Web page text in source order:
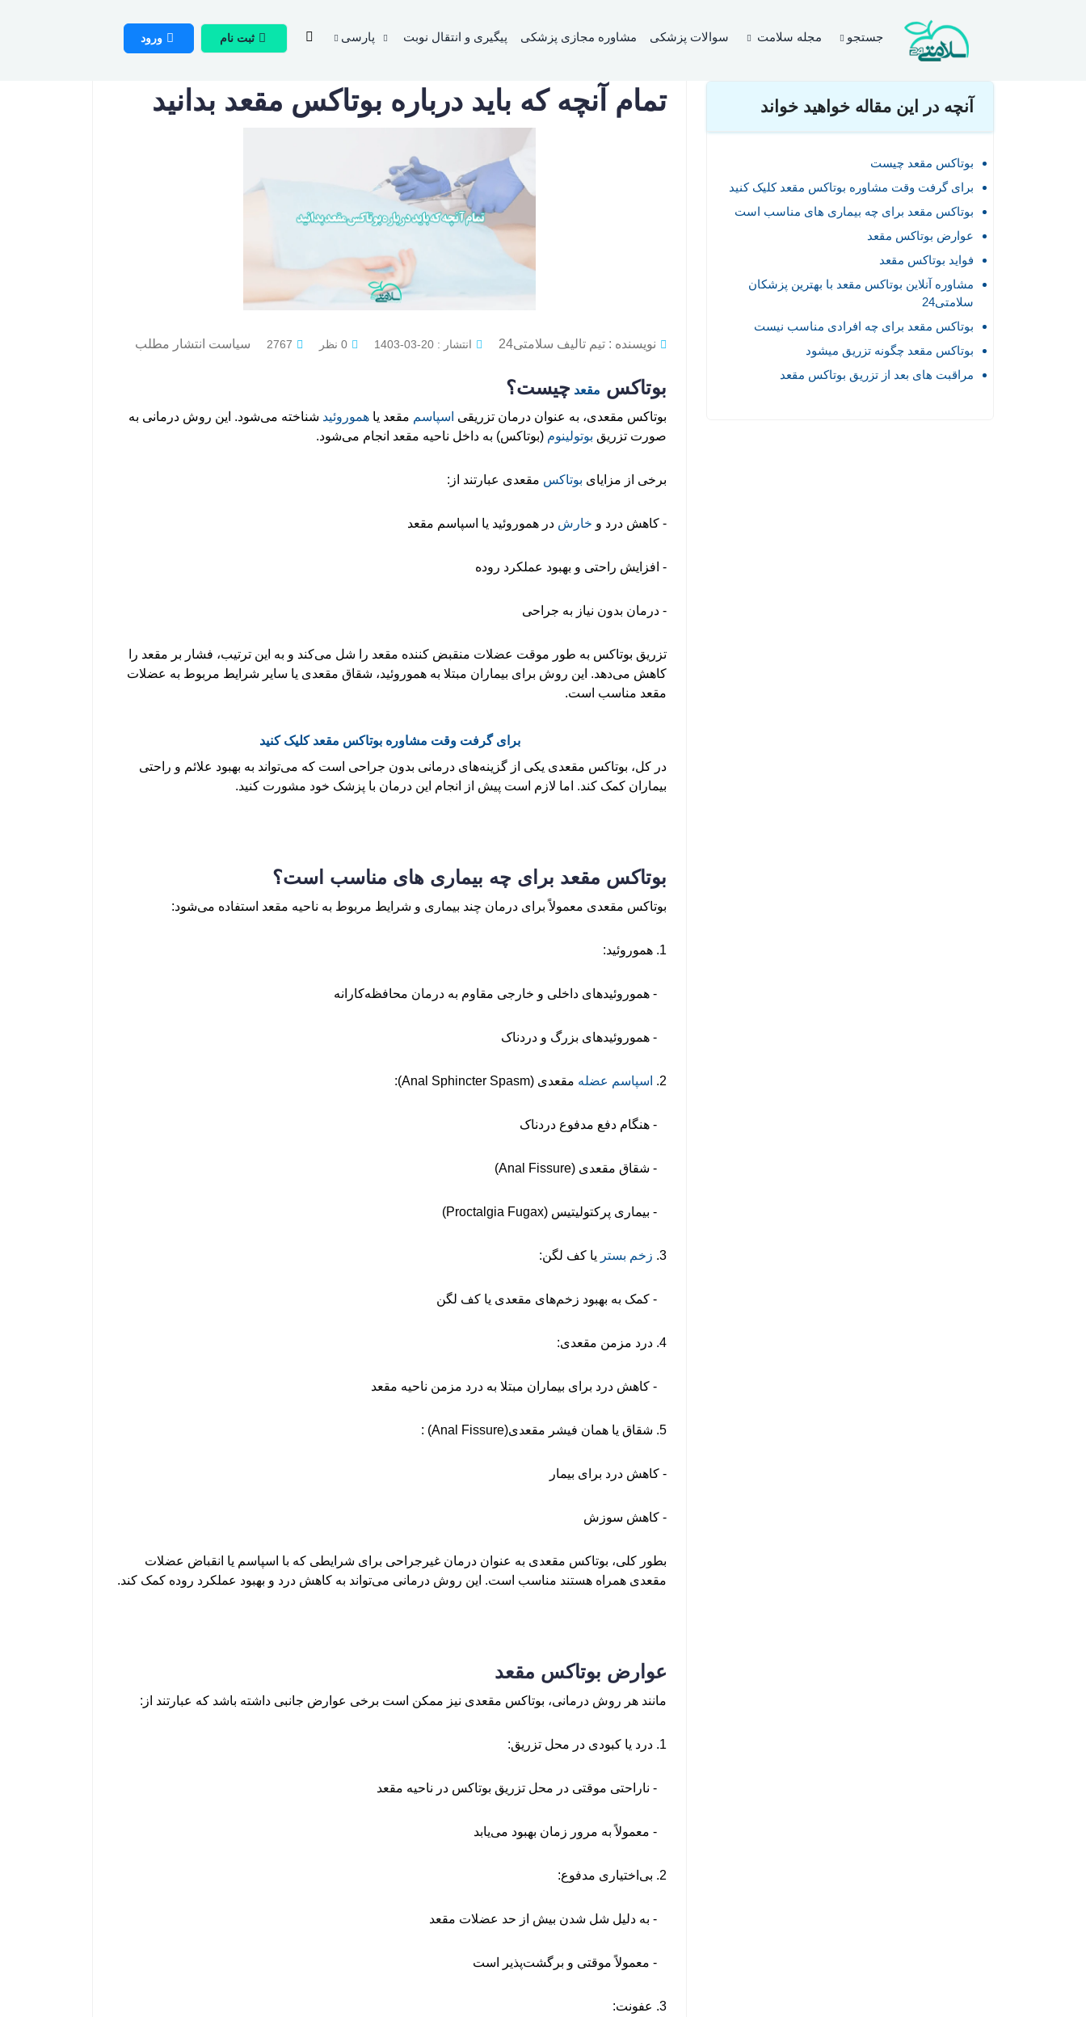
جستجو مجله سلامت سوالات پزشکی مشاوره مجازی پزشکی پیگیری و انتقال نوبت پارسی ثبت نام ورود صفحه اصلی مقالات بیماری های ادراری و تناسلی تمام آنچه که باید درباره بوتاکس مقعد بدانید
آنچه در این مقاله خواهید خواند
بوتاکس مقعد چیست
برای گرفت وقت مشاوره بوتاکس مقعد کلیک کنید
بوتاکس مقعد برای چه بیماری های مناسب است
عوارض بوتاکس مقعد
فواید بوتاکس مقعد
مشاوره آنلاین بوتاکس مقعد با بهترین پزشکان
سلامتی24
بوتاکس مقعد برای چه افرادی مناسب نیست
بوتاکس مقعد چگونه تزریق میشود
مراقبت های بعد از تزریق بوتاکس مقعد
تمام آنچه که باید درباره بوتاکس مقعد بدانید
نویسنده : تیم تالیف سلامتی24 انتشار : 20-03-1403 0 نظر 2767 سیاست انتشار مطلب
بوتاکس مقعد چیست؟
بوتاکس مقعدی، به عنوان درمان تزریقی اسپاسم مقعد یا هموروئید شناخته می‌شود. این روش درمانی به
صورت تزریق بوتولینوم (بوتاکس) به داخل ناحیه مقعد انجام می‌شود.
برخی از مزایای بوتاکس مقعدی عبارتند از:
- کاهش درد و خارش در هموروئید یا اسپاسم مقعد
- افزایش راحتی و بهبود عملکرد روده
- درمان بدون نیاز به جراحی
تزریق بوتاکس به طور موقت عضلات منقبض کننده مقعد را شل می‌کند و به این ترتیب، فشار بر مقعد را
کاهش می‌دهد. این روش برای بیماران مبتلا به هموروئید، شقاق مقعدی یا سایر شرایط مربوط به عضلات
مقعد مناسب است.
برای گرفت وقت مشاوره بوتاکس مقعد کلیک کنید
در کل، بوتاکس مقعدی یکی از گزینه‌های درمانی بدون جراحی است که می‌تواند به بهبود علائم و راحتی
بیماران کمک کند. اما لازم است پیش از انجام این درمان با پزشک خود مشورت کنید.
بوتاکس مقعد برای چه بیماری های مناسب است؟
بوتاکس مقعدی معمولاً برای درمان چند بیماری و شرایط مربوط به ناحیه مقعد استفاده می‌شود:
1. هموروئید:
- هموروئیدهای داخلی و خارجی مقاوم به درمان محافظه‌کارانه
- هموروئیدهای بزرگ و دردناک
2. اسپاسم عضله مقعدی (Anal Sphincter Spasm):
- هنگام دفع مدفوع دردناک
- شقاق مقعدی (Anal Fissure)
- بیماری پرکتولیتیس (Proctalgia Fugax)
3. زخم بستر یا کف لگن:
- کمک به بهبود زخم‌های مقعدی یا کف لگن
4. درد مزمن مقعدی:
- کاهش درد برای بیماران مبتلا به درد مزمن ناحیه مقعد
5. شقاق یا همان فیشر مقعدی (Anal Fissure)
:
- کاهش درد برای بیمار
- کاهش سوزش
بطور کلی، بوتاکس مقعدی به عنوان درمان غیرجراحی برای شرایطی که با اسپاسم یا انقباض عضلات
مقعدی همراه هستند مناسب است. این روش درمانی می‌تواند به کاهش درد و بهبود عملکرد روده کمک کند.
عوارض بوتاکس مقعد
مانند هر روش درمانی، بوتاکس مقعدی نیز ممکن است برخی عوارض جانبی داشته باشد که عبارتند از:
1. درد یا کبودی در محل تزریق:
- ناراحتی موقتی در محل تزریق بوتاکس در ناحیه مقعد
- معمولاً به مرور زمان بهبود می‌یابد
2. بی‌اختیاری مدفوع:
- به دلیل شل شدن بیش از حد عضلات مقعد
- معمولاً موقتی و برگشت‌پذیر است
3. عفونت: